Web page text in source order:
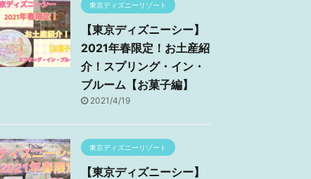
東京ディズニーリゾート
【東京ディズニーシー】
2021年春限定！お土産紹
介！スプリング・イン・
ブルーム【お菓子編】
2021/4/19
東京ディズニーリゾート
【東京ディズニーシー】